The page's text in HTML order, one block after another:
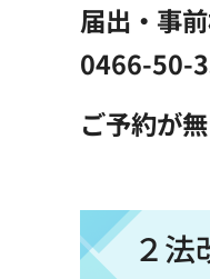
届出・事
0466-50-
ご予約が
２法